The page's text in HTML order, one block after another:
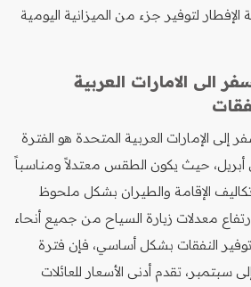
لتوفير جزء من الميزانية اليومية
الى الامارات العربية
إلى الإمارات العربية المتحدة هو الفترة
حيث يكون الطقس معتدلاً ومناسباً
الإقامة والطيران بشكل ملحوظ
معدلات زيارة السياح من جميع أنحاء
توفير النفقات بشكل أساسي، فإن فترة
سبتمبر، تقدم أدنى الأسعار للعائلات